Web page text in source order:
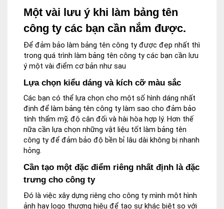
Một vài lưu ý khi làm bảng tên
công ty các bạn cần nắm được.
Để đảm bảo làm bảng tên công ty được đẹp nhất thì
trong quá trình làm bảng tên công ty các bạn cần lưu
ý một vài điểm cơ bản như sau
Lựa chọn kiểu dáng và kích cỡ màu sắc
Các bạn có thể lựa chọn cho một số hình dáng nhất
định để làm bảng tên công ty làm sao cho đảm bảo
tính thẩm mỹ, độ cân đối và hài hòa hợp lý. Hơn thế
nữa cần lựa chọn những vật liệu tốt làm bảng tên
công ty để đảm bảo độ bền bỉ lâu dài không bị nhanh
hỏng.
Cần tạo một đặc điểm riêng nhất định là đặc
trưng cho công ty
Đó là việc xây dựng riêng cho công ty mình một hình
ảnh hay logo thương hiệu để tạo sự khác biệt so với